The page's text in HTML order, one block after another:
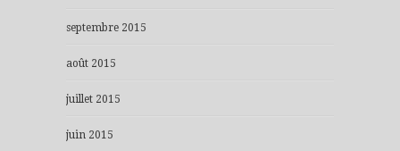
septembre 2015
août 2015
juillet 2015
juin 2015